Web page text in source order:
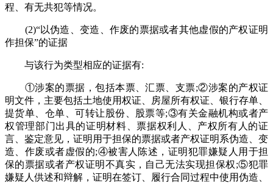
程、有无共犯等情况。
(2)“以伪造、变造、作废的票据或者其他虚假的产权证明
作担保”的证据
与该行为类型相应的证据有:
①涉案的票据，包括本票、汇票、支票;②涉案的产权证
明文件，主要包括土地使用权证、房屋所有权证、银行存单、
提货单、仓单、可转让股份、股票等;③有关金融机构或者产
权管理部门出具的证明材料、票据权利人、产权所有人的证
言、鉴定意见，证明用于担保的票据或者产权证明系伪造、变
造、作废或者虚假的;④被害人陈述，证明犯罪嫌疑人用于担
保的票据或者产权证明不真实，自己无法实现担保权;⑤犯罪
嫌疑人供述和辩解，证明在签订、履行合同过程中使用伪造、